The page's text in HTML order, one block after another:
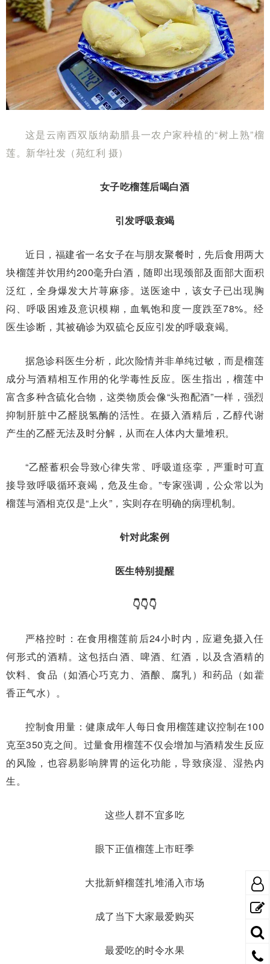
这是云南西双版纳勐腊县一农户家种植的“树上熟”榴
莲。新华社发（苑红利 摄）
女子吃榴莲后喝白酒
引发呼吸衰竭
近日，福建省一名女子在与朋友聚餐时，先后食用两大
块榴莲并饮用约200毫升白酒，随即出现颈部及面部大面积
泛红，全身爆发大片荨麻疹。送医途中，该女子已出现胸
闷、呼吸困难及意识模糊，血氧饱和度一度跌至78%。经
医生诊断，其被确诊为双硫仑反应引发的呼吸衰竭。
据急诊科医生分析，此次险情并非单纯过敏，而是榴莲
成分与酒精相互作用的化学毒性反应。医生指出，榴莲中
富含多种含硫化合物，这类物质会像“头孢配酒”一样，强烈
抑制肝脏中乙醛脱氢酶的活性。在摄入酒精后，乙醇代谢
产生的乙醛无法及时分解，从而在人体内大量堆积。
“乙醛蓄积会导致心律失常、呼吸道痉挛，严重时可直
接导致呼吸循环衰竭，危及生命。”专家强调，公众常以为
榴莲与酒相克仅是“上火”，实则存在明确的病理机制。
针对此案例
医生特别提醒
👇👇👇
严格控时：在食用榴莲前后24小时内，应避免摄入任
何形式的酒精。这包括白酒、啤酒、红酒，以及含酒精的
饮料、食品（如酒心巧克力、酒酿、腐乳）和药品（如藿
香正气水）。
控制食用量：健康成年人每日食用榴莲建议控制在100
克至350克之间。过量食用榴莲不仅会增加与酒精发生反应
的风险，也容易影响脾胃的运化功能，导致痰湿、湿热内
生。
这些人群不宜多吃
眼下正值榴莲上市旺季
大批新鲜榴莲扎堆涌入市场
成了当下大家最爱购买
最爱吃的时令水果